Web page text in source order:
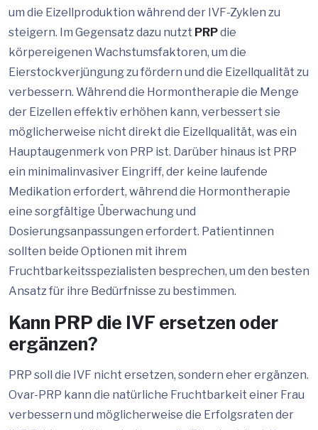
um die Eizellproduktion während der IVF-Zyklen zu
steigern. Im Gegensatz dazu nutzt PRPdie
körpereigenen Wachstumsfaktoren, um die
Eierstockverjüngung zu fördern und die Eizellqualität zu
verbessern. Während die Hormontherapie die Menge
der Eizellen effektiv erhöhen kann, verbessert sie
möglicherweise nicht direkt die Eizellqualität, was ein
Hauptaugenmerk von PRP ist. Darüber hinaus ist PRP
ein minimalinvasiver Eingriff, der keine laufende
Medikation erfordert, während die Hormontherapie
eine sorgfältige Überwachung und
Dosierungsanpassungen erfordert. Patientinnen
sollten beide Optionen mit ihrem
Fruchtbarkeitsspezialisten besprechen, um den besten
Ansatz für ihre Bedürfnisse zu bestimmen.
Kann PRP die IVF ersetzen oder
ergänzen?
PRP soll die IVF nicht ersetzen, sondern eher ergänzen.
Ovar-PRP kann die natürliche Fruchtbarkeit einer Frau
verbessern und möglicherweise die Erfolgsraten der